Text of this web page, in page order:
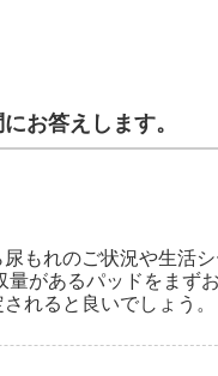
お答えします。
もれのご状況や生活
があるパッドをまず
れると良いでしょう。